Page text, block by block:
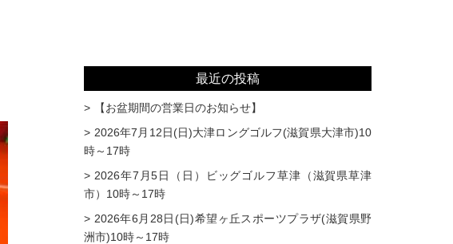
最近の投稿
【お盆期間の営業日のお知らせ】
2026年7月12日(日)大津ロングゴルフ(滋賀県大津市)10
時～17時
2026年7月5日（日）ビッグゴルフ草津（滋賀県草津
市）10時～17時
2026年6月28日(日)希望ヶ丘スポーツプラザ(滋賀県野
洲市)10時～17時